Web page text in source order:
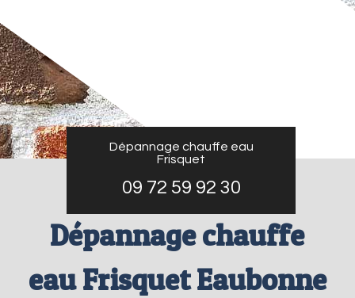
Dépannage chauffe eau
Frisquet
09 72 59 92 30
Dépannage chauffe
eau Frisquet Eaubonne